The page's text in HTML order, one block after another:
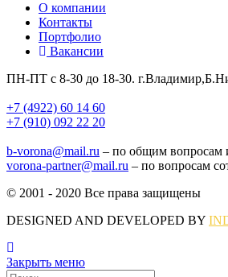
О компании
Контакты
Портфолио
Вакансии
ПН-ПТ с 8-30 до 18-30.
+7 (4922) 60 14 60
+7 (910) 092 22 20
b-vorona@mail.ru – по общим вопросам
vorona-partner@mail.ru – по вопросам
© 2001 - 2020 Все права защищены
DESIGNED AND DEVELOPED BY
Закрыть меню